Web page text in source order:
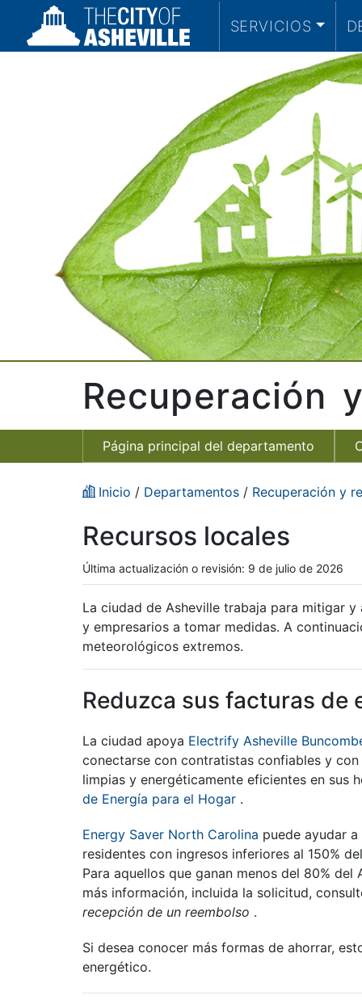
SERVICIOS
Recuperación
Página principal del departamento
Inicio / Departamentos / Recuperación y
Recursos locales
Última actualización o revisión: 9 de julio de 2026
La ciudad de Asheville trabaja para mitigar
y empresarios a tomar medidas. A
meteorológicos extremos.
Reduzca sus facturas de
La ciudad apoya Electrify Asheville
conectarse con contratistas confiables y
limpias y energéticamente eficientes en sus
de Energía para el Hogar .
Energy Saver North Carolina puede ayudar
residentes con ingresos inferiores al 150%
Para aquellos que ganan menos del 80%
más información, incluida la solicitud,
recepción de un reembolso .
Si desea conocer más formas de ahorrar,
energético.